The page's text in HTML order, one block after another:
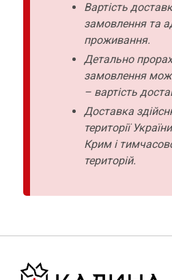
Вартість
замовлення та
проживання.
Детально
замовлення
– вартість
Доставка
території
Крим і
територій.